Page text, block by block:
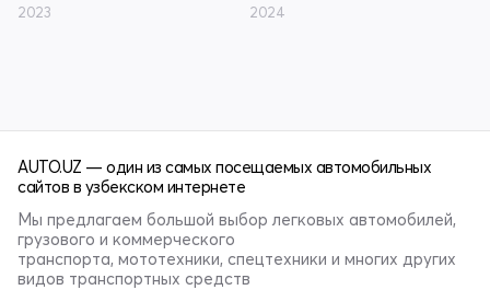
2023 2024
AUTO.UZ — один из самых посещаемых автомобильных
сайтов в узбекском интернете
Мы предлагаем большой выбор легковых автомобилей,
грузового и коммерческого
транспорта, мототехники, спецтехники и многих других
видов транспортных средств